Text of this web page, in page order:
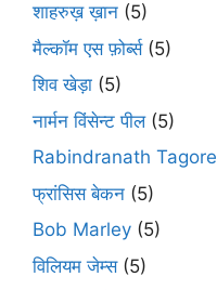
शाहरुख़ ख़ान (5)
मैल्कॉम एस फ़ोर्ब्स(5)
शिव खेड़ा (5)
नार्मन विंसेन्ट पील(5)
Rabindranath Tagore
फ्रांसिस बेकन (5)
Bob Marley (5)
विलियम जेम्स(5)